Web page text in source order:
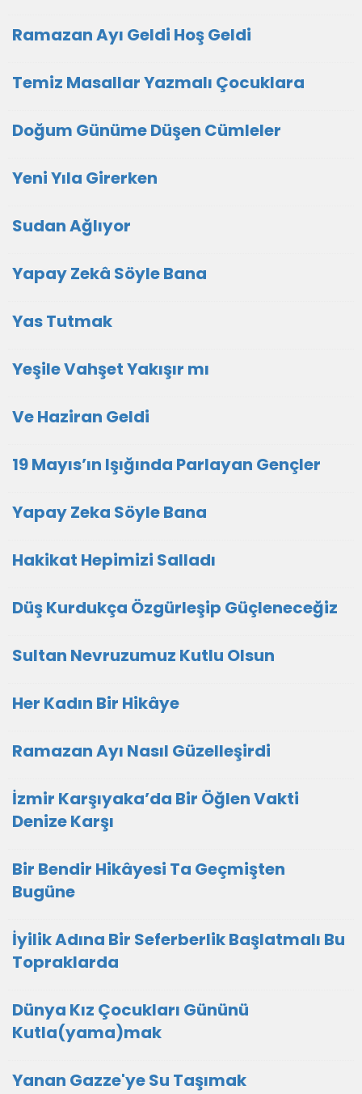
Ramazan Ayı Geldi Hoş Geldi
Temiz Masallar Yazmalı Çocuklara
Doğum Günüme Düşen Cümleler
Yeni Yıla Girerken
Sudan Ağlıyor
Yapay Zekâ Söyle Bana
Yas Tutmak
Yeşile Vahşet Yakışır mı
Ve Haziran Geldi
19 Mayıs’ın Işığında Parlayan Gençler
Yapay Zeka Söyle Bana
Hakikat Hepimizi Salladı
Düş Kurdukça Özgürleşip Güçleneceğiz
Sultan Nevruzumuz Kutlu Olsun
Her Kadın Bir Hikâye
Ramazan Ayı Nasıl Güzelleşirdi
İzmir Karşıyaka’da Bir Öğlen Vakti
Denize Karşı
Bir Bendir Hikâyesi Ta Geçmişten
Bugüne
İyilik Adına Bir Seferberlik Başlatmalı Bu
Topraklarda
Dünya Kız Çocukları Gününü
Kutla(yama)mak
Yanan Gazze'ye Su Taşımak